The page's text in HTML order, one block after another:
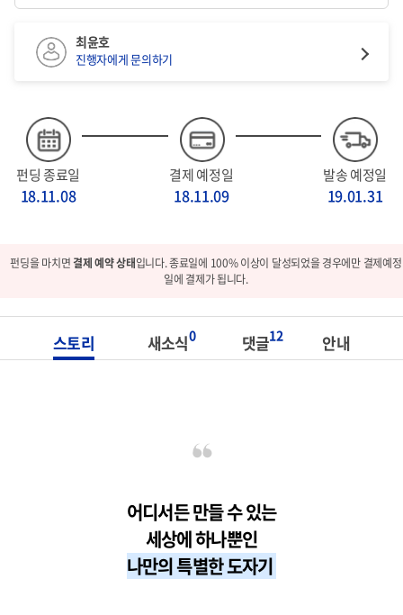
펀딩 종료일
18.11.08
결제 예정일
18.11.09
발송 예정일
19.01.31
최윤호
진행자에게 문의하기
펀딩을 마치면결제 예약 상태입니다. 종료일에 100% 이상이 달성되었을 경우에만 결제예정
일에 결제가 됩니다.
스토리 새소식0 댓글12 안내
어디서든 만들 수 있는
세상에 하나뿐인
나만의 특별한 도자기